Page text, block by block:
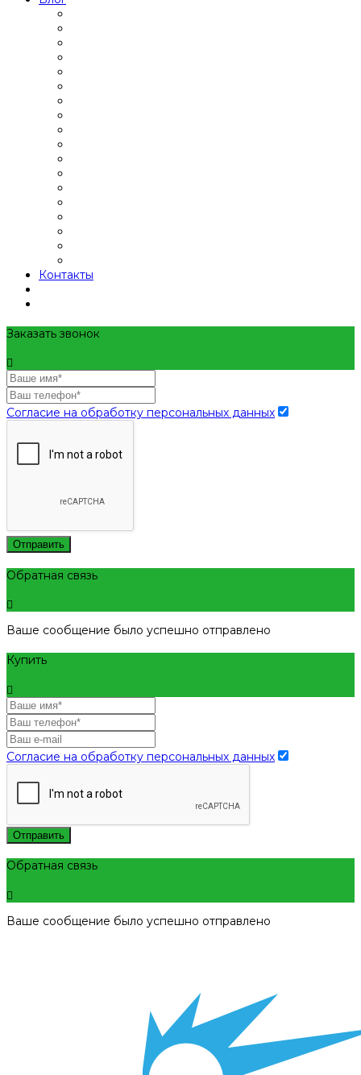
Контакты
Заказать звонок
Согласие на обработку персональных данных
Отправить
Обратная связь
Ваше сообщение было успешно отправлено
Купить
Согласие на обработку персональных данных
Отправить
Обратная связь
Ваше сообщение было успешно отправлено